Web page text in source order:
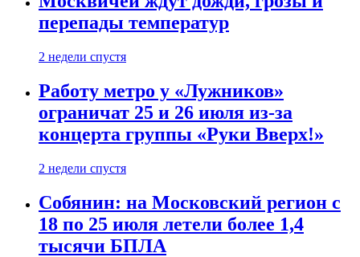
перепады температур
2 недели спустя
Работу метро у «Лужников»
ограничат 25 и 26 июля из-за
концерта группы «Руки Вверх!»
2 недели спустя
Собянин: на Московский регион с
18 по 25 июля летели более 1,4
тысячи БПЛА